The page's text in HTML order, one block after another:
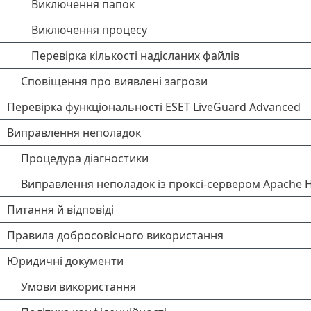
Виключення папок
Виключення процесу
Перевірка кількості надісланих файлів
Сповіщення про виявлені загрози
Перевірка функціональності ESET LiveGuard Advanced
Виправлення неполадок
Процедура діагностики
Виправлення неполадок із проксі-сервером Apache
Питання й відповіді
Правила добросовісного використання
Юридичні документи
Умови використання